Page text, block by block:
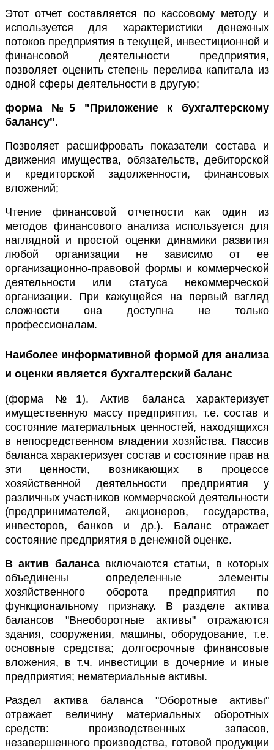
Этот отчет составляется по кассовому методу и
используется для характеристики денежных
потоков предприятия в текущей, инвестиционной и
финансовой деятельности предприятия,
позволяет оценить степень перелива капитала из
одной сферы деятельности в другую;
форма №5 "Приложение к бухгалтерскому
балансу".
Позволяет расшифровать показатели состава и
движения имущества, обязательств, дебиторской
и кредиторской задолженности, финансовых
вложений;
Чтение финансовой отчетности как один из
методов финансового анализа используется для
наглядной и простой оценки динамики развития
любой организации не зависимо от ее
организационно-правовой формы и коммерческой
деятельности или статуса некоммерческой
организации. При кажущейся на первый взгляд
сложности она доступна не только
профессионалам.
Наиболее информативной формой для анализа
и оценки является бухгалтерский баланс
(форма №1). Актив баланса характеризует
имущественную массу предприятия, т.е. состав и
состояние материальных ценностей, находящихся
в непосредственном владении хозяйства. Пассив
баланса характеризует состав и состояние прав на
эти ценности, возникающих в процессе
хозяйственной деятельности предприятия у
различных участников коммерческой деятельности
(предпринимателей, акционеров, государства,
инвесторов, банков и др.). Баланс отражает
состояние предприятия в денежной оценке.
В актив балансавключаются статьи, в которых
объединены определенные элементы
хозяйственного оборота предприятия по
функциональному признаку. В разделе актива
балансов "Внеоборотные активы" отражаются
здания, сооружения, машины, оборудование, т.е.
основные средства; долгосрочные финансовые
вложения, в т.ч. инвестиции в дочерние и иные
предприятия; нематериальные активы.
Раздел актива баланса "Оборотные активы"
отражает величину материальных оборотных
средств: производственных запасов,
незавершенного производства, готовой продукции